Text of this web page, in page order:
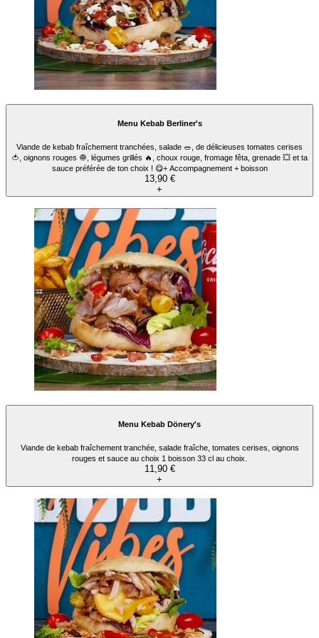
Menu Kebab Berliner's
Viande de kebab fraîchement tranchées, salade 🥗, de délicieuses tomates cerises
🍅, oignons rouges 🧅, légumes grillés 🔥, choux rouge, fromage fêta, grenade 💥 et ta
sauce préférée de ton choix ! 😋+ Accompagnement + boisson
13,90 €
+
Menu Kebab Dönery's
Viande de kebab fraîchement tranchée, salade fraîche, tomates cerises, oignons
rouges et sauce au choix 1 boisson 33 cl au choix.
11,90 €
+